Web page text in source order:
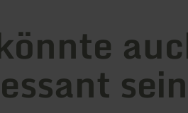
sein